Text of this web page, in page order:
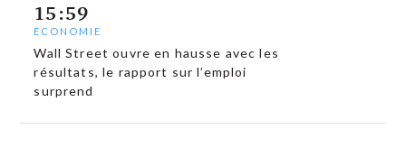
15:59
ECONOMIE
Wall Street ouvre en hausse avec les
résultats, le rapport sur l’emploi
surprend